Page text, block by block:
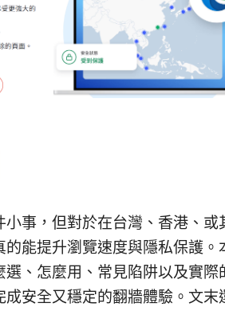
事，但對於在台灣、香港、或
能提升瀏覽速度與隱私保護。
、怎麼用、常見陷阱以及實際
安全又穩定的翻牆體驗。文末